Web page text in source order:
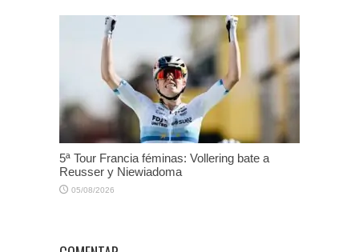
5ª Tour Francia féminas: Vollering bate a
Reusser y Niewiadoma
05/08/2026